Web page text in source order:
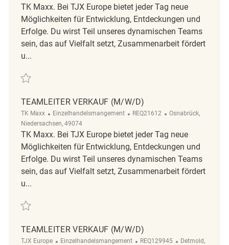
TK Maxx. Bei TJX Europe bietet jeder Tag neue
Möglichkeiten für Entwicklung, Entdeckungen und
Erfolge. Du wirst Teil unseres dynamischen Teams
sein, das auf Vielfalt setzt, Zusammenarbeit fördert
u...
Retten Teamleiter Verkauf (m/w/d) REQ122471
TEAMLEITER VERKAUF (M/W/D)
TK Maxx Kategorie
Einzelhandelsmangement ReqId
REQ21612 Ort
Osnabrück,
Niedersachsen, 49074
TK Maxx. Bei TJX Europe bietet jeder Tag neue
Möglichkeiten für Entwicklung, Entdeckungen und
Erfolge. Du wirst Teil unseres dynamischen Teams
sein, das auf Vielfalt setzt, Zusammenarbeit fördert
u...
Retten Teamleiter Verkauf (m/w/d) REQ21612
TEAMLEITER VERKAUF (M/W/D)
TJX Europe Kategorie
Einzelhandelsmangement ReqId
REQ129945 Ort
Detmold,